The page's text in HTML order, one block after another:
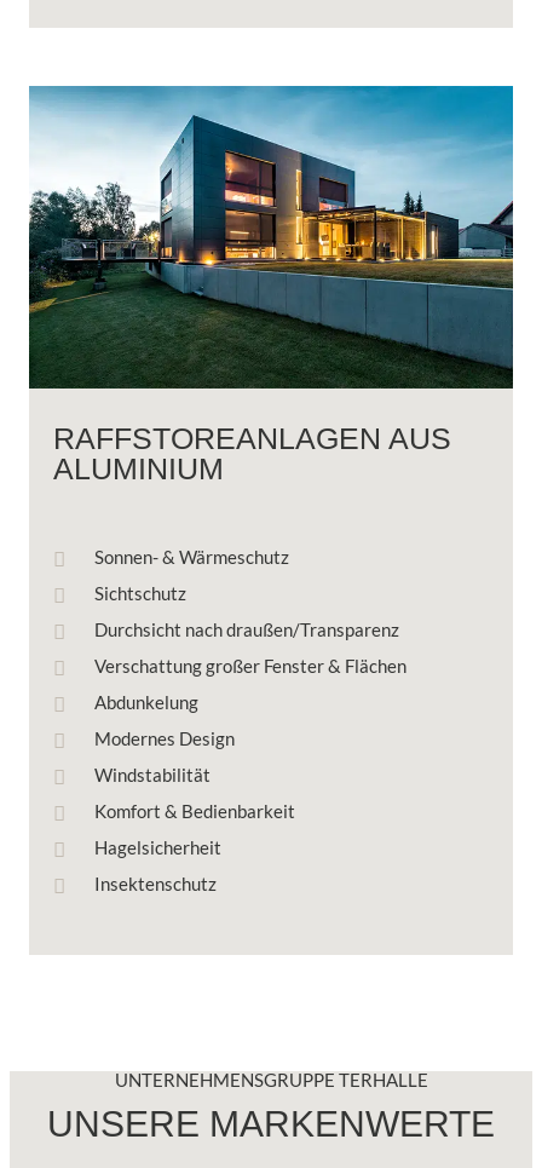
RAFFSTOREANLAGEN AUS
ALUMINIUM
Sonnen- & Wärmeschutz
Sichtschutz
Durchsicht nach draußen/Transparenz
Verschattung großer Fenster & Flächen
Abdunkelung
Modernes Design
Windstabilität
Komfort & Bedienbarkeit
Hagelsicherheit
Insektenschutz
UNTERNEHMENSGRUPPE TERHALLE
UNSERE MARKENWERTE